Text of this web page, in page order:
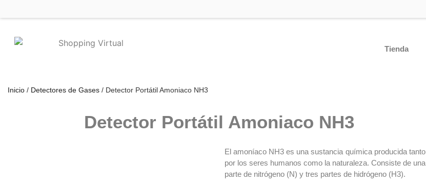
Tienda
Inicio / Detectores de Gases / Detector Portátil Amoniaco NH3
Detector Portátil Amoniaco NH3
El amoníaco NH3 es una sustancia química producida tanto
por los seres humanos como la naturaleza. Consiste de una
parte de nitrógeno (N) y tres partes de hidrógeno (H3).